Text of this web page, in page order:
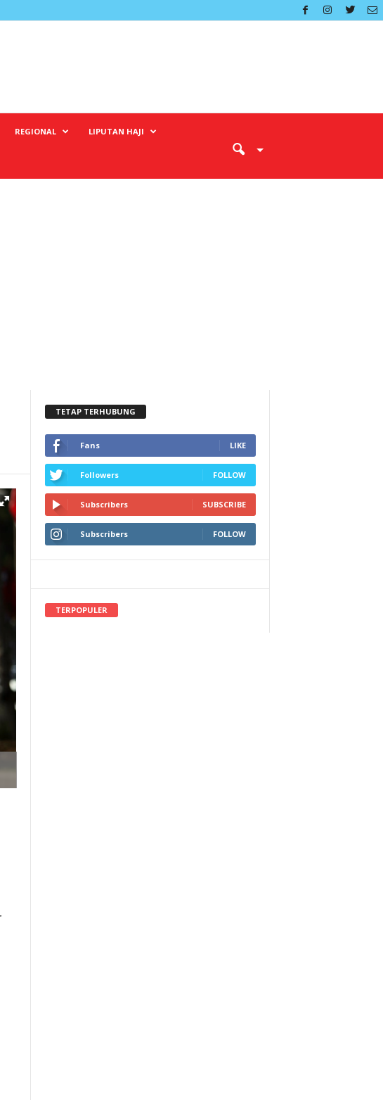
REGIONAL LIPUTAN HAJI
TETAP TERHUBUNG
Fans LIKE
Followers FOLLOW
Subscribers SUBSCRIBE
Subscribers FOLLOW